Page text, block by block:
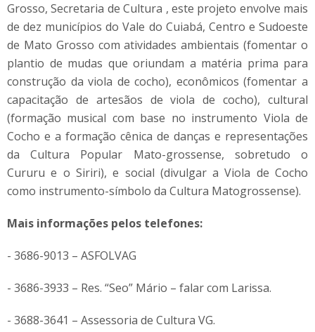
Grosso, Secretaria de Cultura , este projeto envolve mais
de dez municípios do Vale do Cuiabá, Centro e Sudoeste
de Mato Grosso com atividades ambientais (fomentar o
plantio de mudas que oriundam a matéria prima para
construção da viola de cocho), econômicos (fomentar a
capacitação de artesãos de viola de cocho), cultural
(formação musical com base no instrumento Viola de
Cocho e a formação cênica de danças e representações
da Cultura Popular Mato-grossense, sobretudo o
Cururu e o Siriri), e social (divulgar a Viola de Cocho
como instrumento-símbolo da Cultura Matogrossense).
Mais informações pelos telefones:
- 3686-9013 – ASFOLVAG
- 3686-3933 – Res. “Seo” Mário – falar com Larissa.
- 3688-3641 – Assessoria de Cultura VG.